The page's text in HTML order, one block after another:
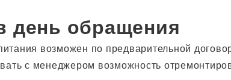
день обращения
возможен по предварительной
с менеджером возможность